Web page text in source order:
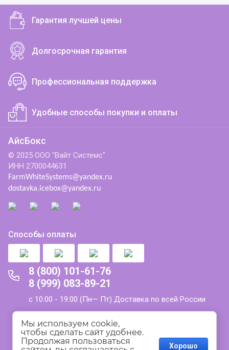
Гарантия лучшей цены
Долгосрочная гарантия
Профессиональная поддержка
Удобные способы покупки и оплаты
АйсБокс
© 2025 ООО "Вайт Системс"
ИНН 2700044631
FarmWhiteSystems@yandex.ru
dostavka.icebox@yandex.ru
Способы оплаты
8 (800) 101-61-76
8 (999) 083-89-21
с 10:00 - 19:00 (Пн— Пт) Доставка по всей России
Политика конфиденциальности
Пользовательское соглашение
Мы используем cookie,
чтобы сделать сайт удобнее.
Продолжая пользоваться
Хорошо